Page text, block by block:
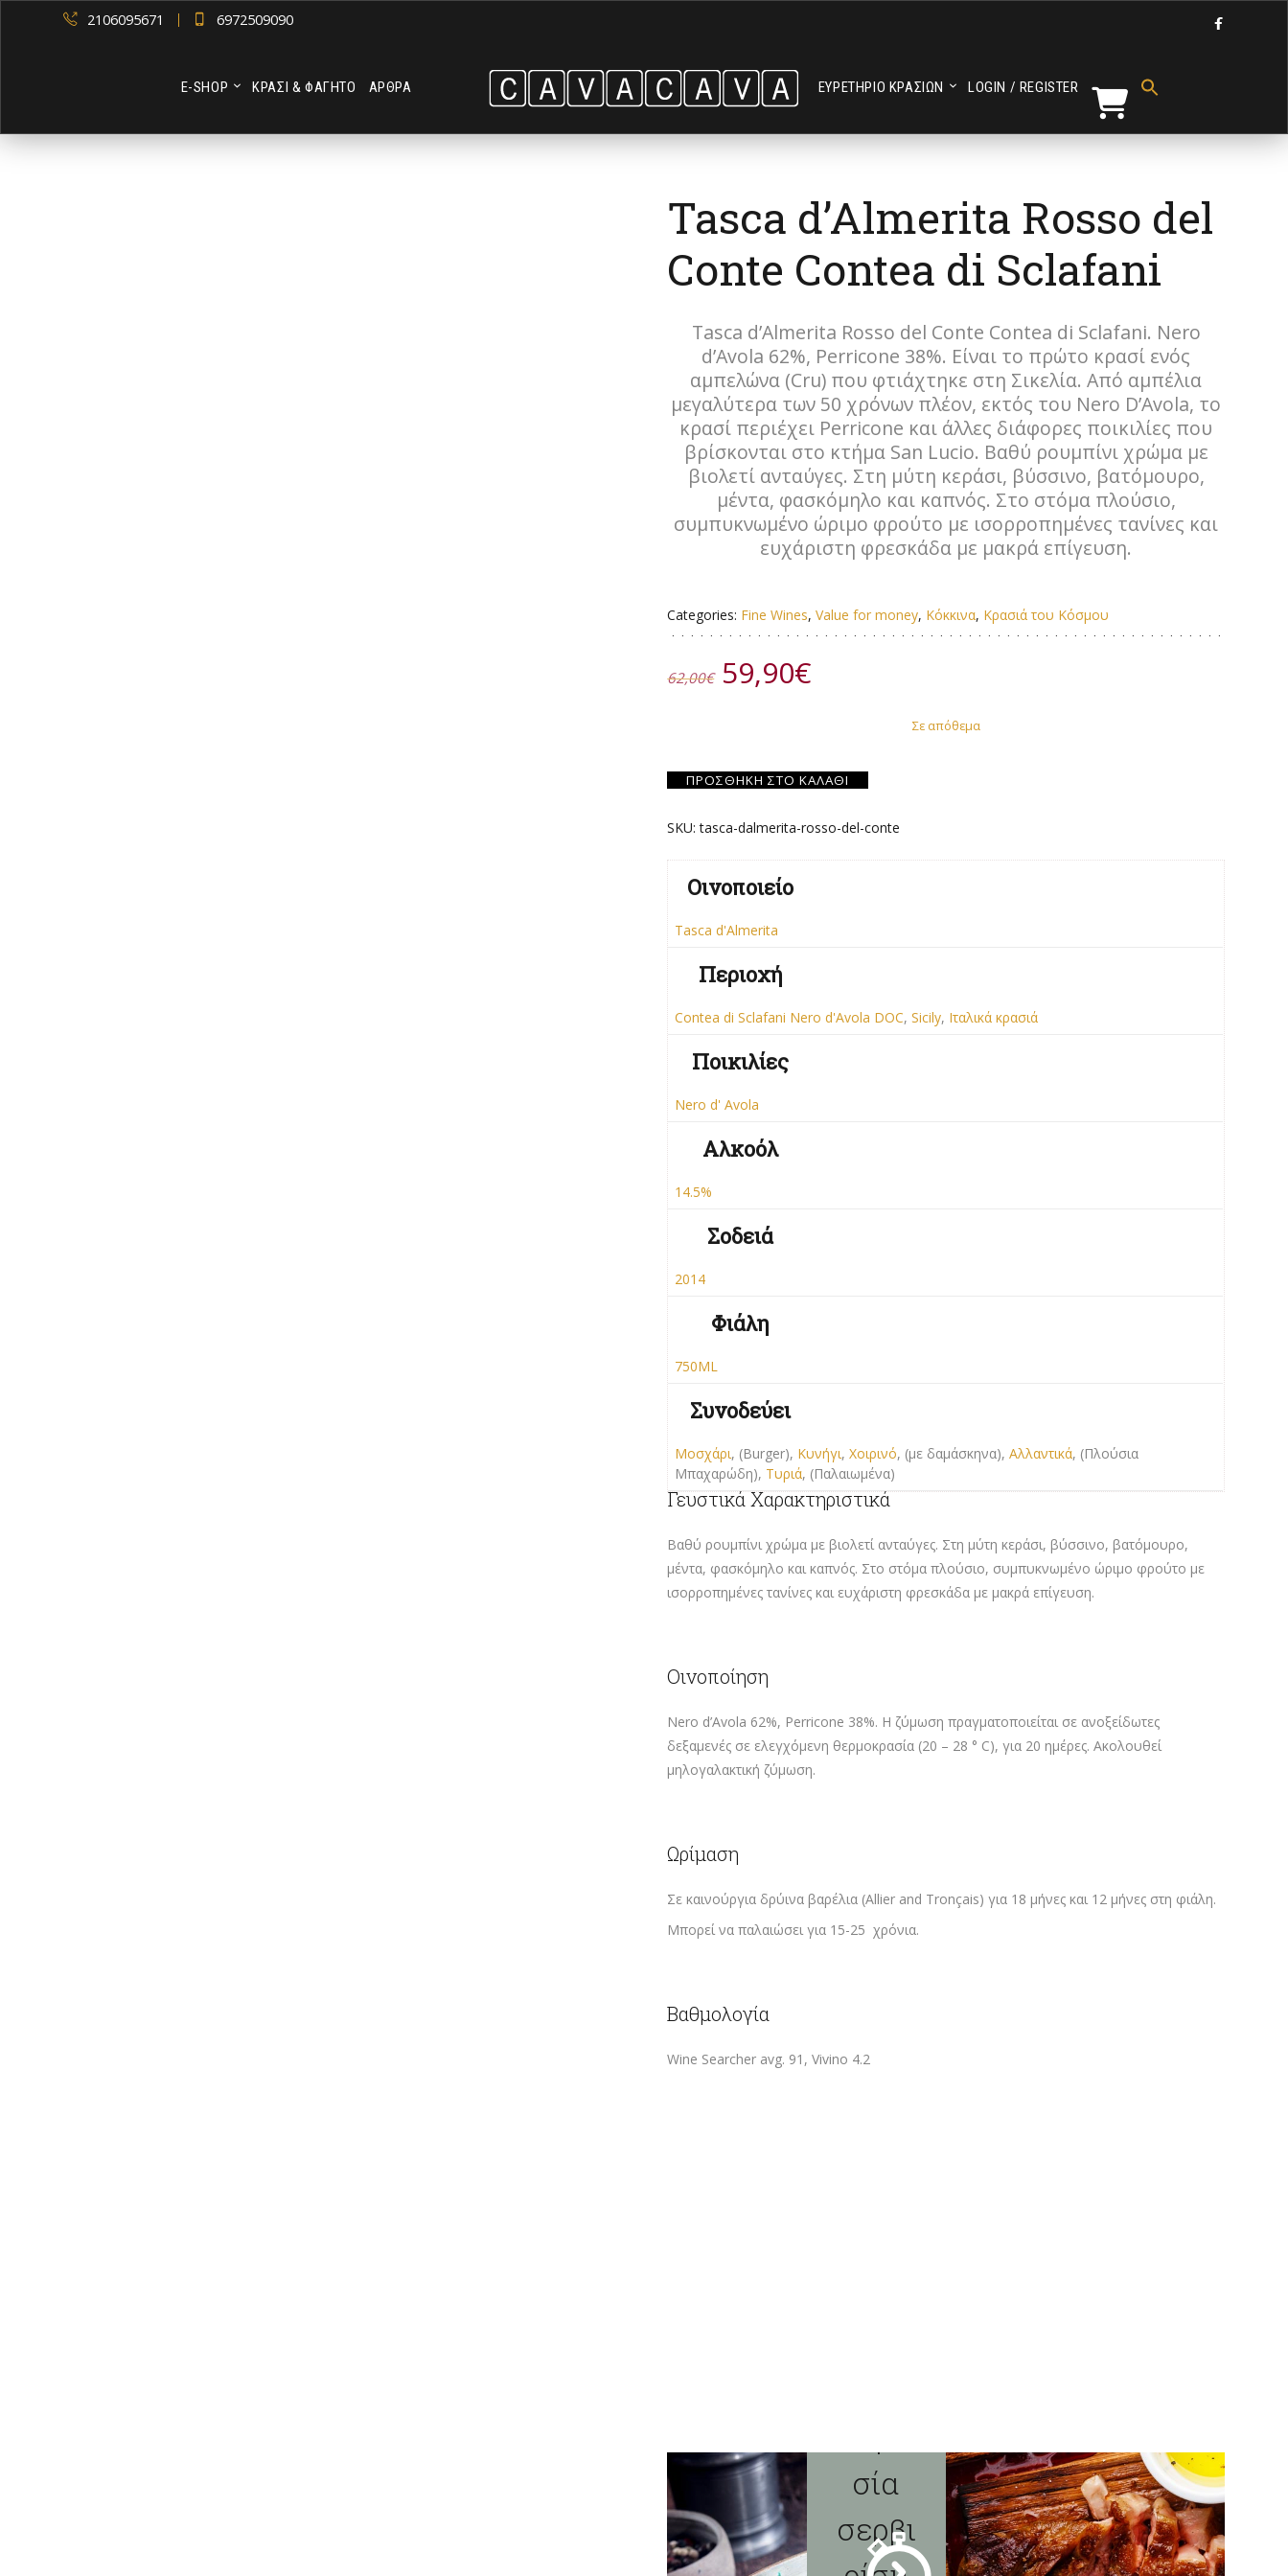
2106095671 6972509090 
Ε-SHOP ΚΡΑΣΙ & ΦΑΓΗΤΟ ΑΡΘΡΑ ΕΥΡΕΤΗΡΙΟ ΚΡΑΣΙΩΝ LOGIN / REGISTER
Tasca d’Almerita Rosso del
Conte Contea di Sclafani
Tasca d’Almerita Rosso del Conte Contea di Sclafani. Nero
d’Avola 62%, Perricone 38%. Είναι το πρώτο κρασί ενός
αμπελώνα (Cru) που φτιάχτηκε στη Σικελία. Aπό αμπέλια
μεγαλύτερα των 50 χρόνων πλέον, εκτός του Nero D’Avola, το
κρασί περιέχει Perricone και άλλες διάφορες ποικιλίες που
βρίσκονται στο κτήμα San Lucio. Βαθύ ρουμπίνι χρώμα με
βιολετί ανταύγες. Στη μύτη κεράσι, βύσσινο, βατόμουρο,
μέντα, φασκόμηλο και καπνός. Στο στόμα πλούσιο,
συμπυκνωμένο ώριμο φρούτο με ισορροπημένες τανίνες και
ευχάριστη φρεσκάδα με μακρά επίγευση.
Categories: Fine Wines,Value for money, Κόκκινα, Κρασιά του Κόσμου
62,00€ Original
price
59,90€
59,90€.
Σε απόθεμα
ΠΡΟΣΘΉΚΗ ΣΤΟ ΚΑΛΆΘΙ
SKU:tasca-dalmerita-rosso-del-conte
Οινοποιείο
Tasca d'Almerita
Περιοχή
Contea di Sclafani Nero d'Avola DOC,Sicily, Ιταλικά κρασιά
Ποικιλίες
Nero d' Avola
Αλκοόλ
14.5%
Σοδειά
2014
Φιάλη
750ML
Συνοδεύει
Μοσχάρι, (Burger), Κυνήγι,Χοιρινό, (με δαμάσκηνα),Αλλαντικά, (Πλούσια
Μπαχαρώδη), Τυριά, (Παλαιωμένα)
Γευστικά Χαρακτηριστικά
Βαθύ ρουμπίνι χρώμα με βιολετί ανταύγες. Στη μύτη κεράσι, βύσσινο, βατόμουρο,
μέντα, φασκόμηλο και καπνός. Στο στόμα πλούσιο, συμπυκνωμένο ώριμο φρούτο με
ισορροπημένες τανίνες και ευχάριστη φρεσκάδα με μακρά επίγευση.
Οινοποίηση
Nero d’Avola 62%, Perricone 38%. Η ζύμωση πραγματοποιείται σε ανοξείδωτες
δεξαμενές σε ελεγχόμενη θερμοκρασία (20 – 28 ° C), για 20 ημέρες. Ακολουθεί
μηλογαλακτική ζύμωση.
Ωρίμαση
Σε καινούργια δρύινα βαρέλια (Allier and Tronçais) για 18 μήνες και 12 μήνες στη φιάλη.
Μπορεί να παλαιώσει για 15-25 χρόνια.
Βαθμολογία
Wine Searcher avg. 91, Vivino 4.2
σία
σερβι